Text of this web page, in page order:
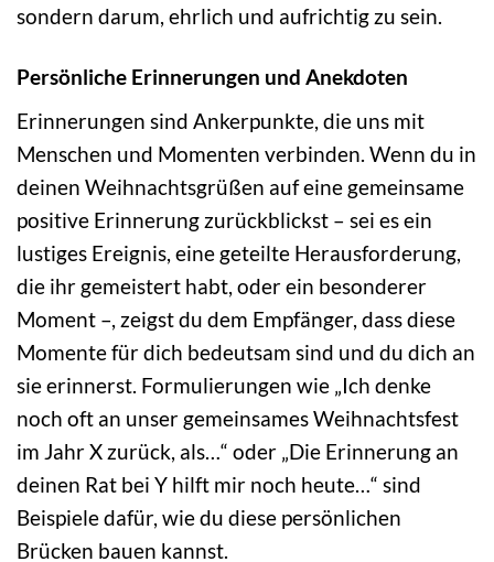
sondern darum, ehrlich und aufrichtig zu sein.
Persönliche Erinnerungen und Anekdoten
Erinnerungen sind Ankerpunkte, die uns mit
Menschen und Momenten verbinden. Wenn du in
deinen Weihnachtsgrüßen auf eine gemeinsame
positive Erinnerung zurückblickst – sei es ein
lustiges Ereignis, eine geteilte Herausforderung,
die ihr gemeistert habt, oder ein besonderer
Moment –, zeigst du dem Empfänger, dass diese
Momente für dich bedeutsam sind und du dich an
sie erinnerst. Formulierungen wie „Ich denke
noch oft an unser gemeinsames Weihnachtsfest
im Jahr X zurück, als…“ oder „Die Erinnerung an
deinen Rat bei Y hilft mir noch heute…“ sind
Beispiele dafür, wie du diese persönlichen
Brücken bauen kannst.